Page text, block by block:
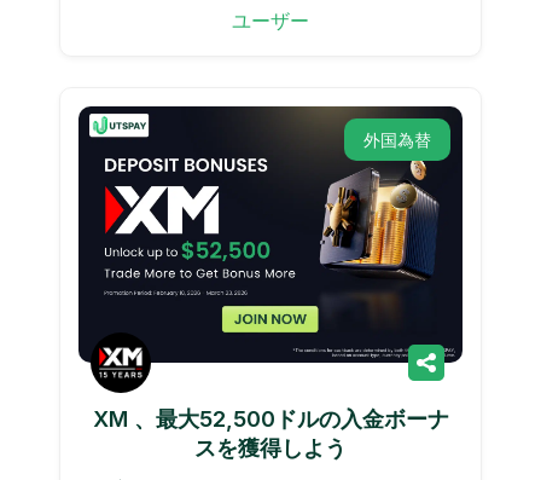
ユーザー
外国為替
XM 、最大52,500ドルの入金ボーナ
スを獲得しよう